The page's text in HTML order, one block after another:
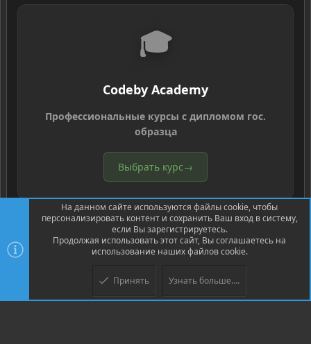
🎓
Codeby Academy
Профессиональные курсы с дипломом гос.
образца
Выбрать курс→
Community platform by XenForo ® © 2010-2026 XenForo Ltd.
© Jason Axelrod of 8WAYRUN
На данном сайте используются файлы cookie, чтобы
персонализировать контент и сохранить Ваш вход в систему,
если Вы зарегистрируетесь.
Продолжая использовать этот сайт, Вы соглашаетесь на
использование наших файлов cookie.
Принять Узнать больше....